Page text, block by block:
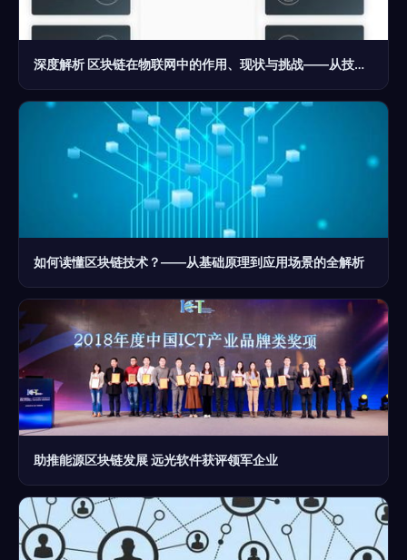
深度解析 区块链在物联网中的作用、现状与挑战——从技术逻辑到产业落地
如何读懂区块链技术？——从基础原理到应用场景的全解析
助推能源区块链发展 远光软件获评领军企业